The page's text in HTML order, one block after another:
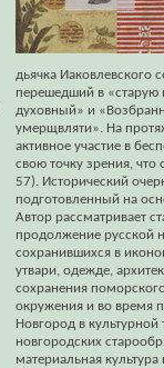
дьячка Иаковлевского
перешедший в «старую
духовный» и
умерщвляти». На
активное участие в
свою точку зрения,
57). Исторический
подготовленный на
Автор рассматривает
продолжение русской
сохранившихся в
утвари, одежде,
сохранения
окружения и во время
Новгород в культурной
новгородских
материальная